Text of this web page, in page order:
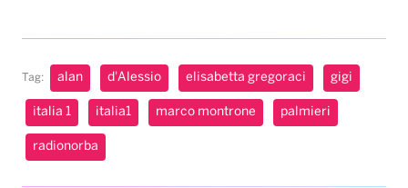
Tag: alan d'Alessio elisabetta gregoraci gigi
italia 1 italia1 marco montrone palmieri
radionorba